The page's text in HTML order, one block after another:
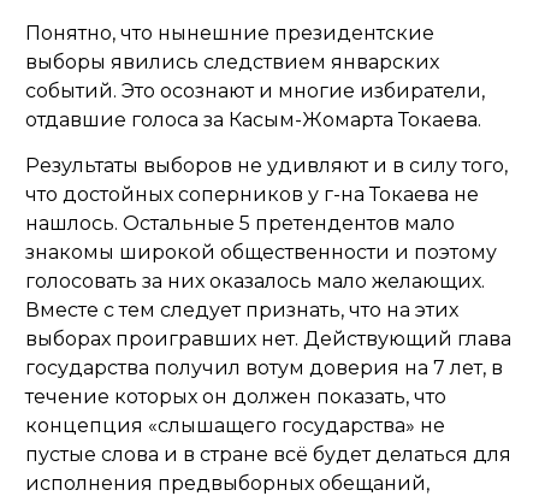
Понятно, что нынешние президентские
выборы явились следствием январских
событий. Это осознают и многие избиратели,
отдавшие голоса за Касым-Жомарта Токаева.
Результаты выборов не удивляют и в силу того,
что достойных соперников у г-на Токаева не
нашлось. Остальные 5 претендентов мало
знакомы широкой общественности и поэтому
голосовать за них оказалось мало желающих.
Вместе с тем следует признать, что на этих
выборах проигравших нет. Действующий глава
государства получил вотум доверия на 7 лет, в
течение которых он должен показать, что
концепция «слышащего государства» не
пустые слова и в стране всё будет делаться для
исполнения предвыборных обещаний,